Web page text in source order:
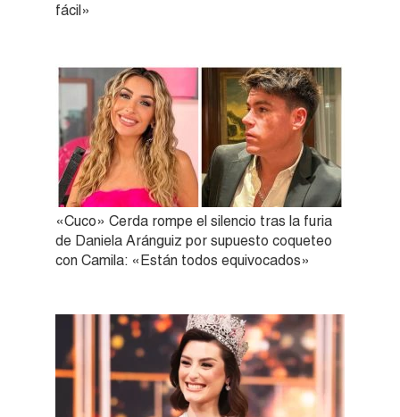
fácil»
«Cuco» Cerda rompe el silencio tras la furia
de Daniela Aránguiz por supuesto coqueteo
con Camila: «Están todos equivocados»